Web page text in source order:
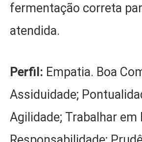
fermentação correta
atendida.
Perfil: Empatia. Boa
Assiduidade;
Agilidade; Trabalhar em